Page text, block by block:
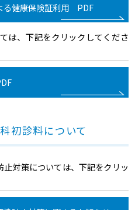
る健康保険証利用 PDF
は、下記をクリックしてくださ
初診料について
対策については、下記をクリッ